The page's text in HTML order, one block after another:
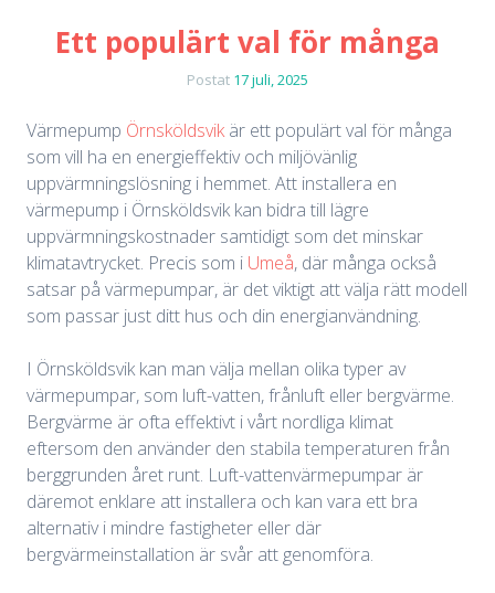
Ett populärt val för många
Postat 17 juli, 2025
Värmepump Örnsköldsvikär ett populärt val för många
som vill ha en energieffektiv och miljövänlig
uppvärmningslösning i hemmet. Att installera en
värmepump i Örnsköldsvik kan bidra till lägre
uppvärmningskostnader samtidigt som det minskar
klimatavtrycket. Precis som i Umeå, där många också
satsar på värmepumpar, är det viktigt att välja rätt modell
som passar just ditt hus och din energianvändning.
I Örnsköldsvik kan man välja mellan olika typer av
värmepumpar, som luft-vatten, frånluft eller bergvärme.
Bergvärme är ofta effektivt i vårt nordliga klimat
eftersom den använder den stabila temperaturen från
berggrunden året runt. Luft-vattenvärmepumpar är
däremot enklare att installera och kan vara ett bra
alternativ i mindre fastigheter eller där
bergvärmeinstallation är svår att genomföra.